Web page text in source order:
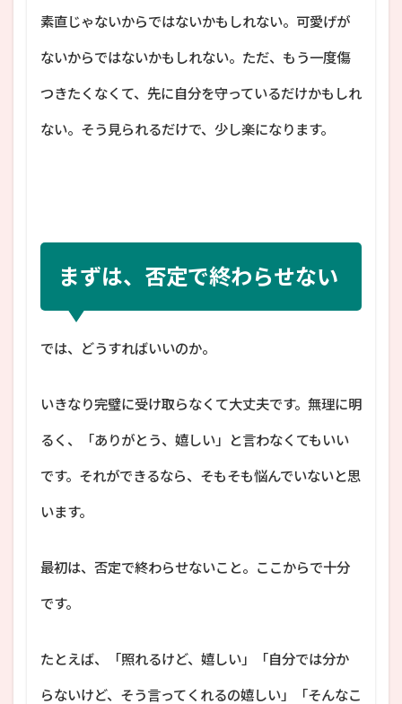
素直じゃないからではないかもしれない。可愛げが
ないからではないかもしれない。ただ、もう一度傷
つきたくなくて、先に自分を守っているだけかもしれ
ない。そう見られるだけで、少し楽になります。
まずは、否定で終わらせない
では、どうすればいいのか。
いきなり完璧に受け取らなくて大丈夫です。無理に明
るく、「ありがとう、嬉しい」と言わなくてもいい
です。それができるなら、そもそも悩んでいないと思
います。
最初は、否定で終わらせないこと。ここからで十分
です。
たとえば、「照れるけど、嬉しい」「自分では分か
らないけど、そう言ってくれるの嬉しい」「そんなこ